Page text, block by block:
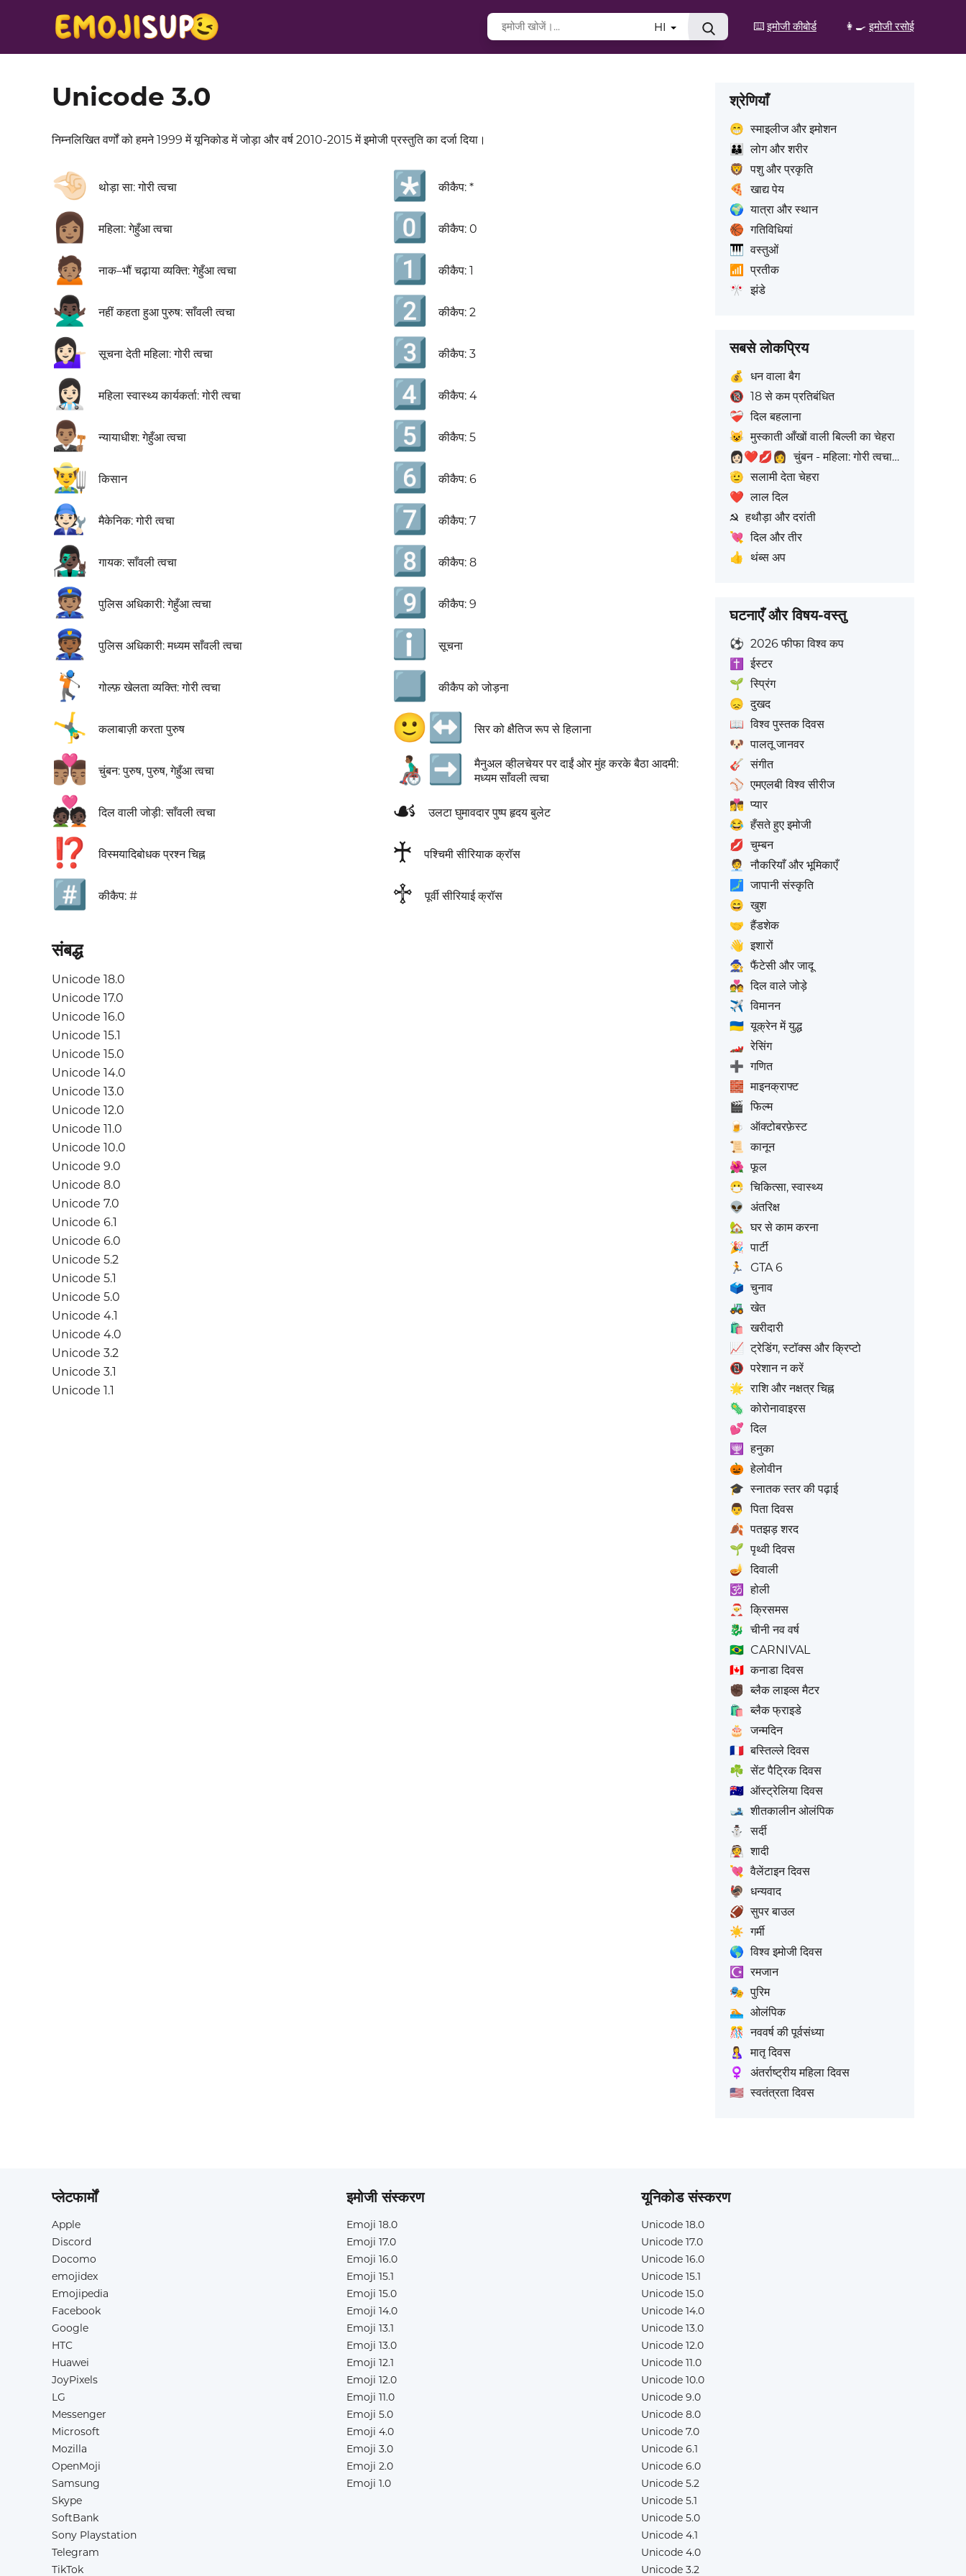
⌨️इमोजी कीबोर्ड 👩‍🍳इमोजी रसोई
HI
Unicode 3.0
निम्नलिखित वर्णों को हमने 1999 में यूनिकोड में जोड़ा और वर्ष 2010-2015 में इमोजी प्रस्तुति का दर्जा दिया।
🤏🏻 थोड़ा सा: गोरी त्वचा
👩🏽 महिला: गेहुँआ त्वचा
🙍🏽 नाक–भौं चढ़ाया व्यक्ति: गेहुँआ त्वचा
🙅🏿‍♂️ नहीं कहता हुआ पुरुष: साँवली त्वचा
💁🏻‍♀️ सूचना देती महिला: गोरी त्वचा
👩🏻‍⚕️ महिला स्वास्थ्य कार्यकर्ता: गोरी त्वचा
👨🏽‍⚖️ न्यायाधीश: गेहुँआ त्वचा
👨‍🌾 किसान
🧑🏻‍🔧 मैकेनिक: गोरी त्वचा
👨🏿‍🎤 गायक: साँवली त्वचा
👮🏽 पुलिस अधिकारी: गेहुँआ त्वचा
👮🏾 पुलिस अधिकारी: मध्यम साँवली त्वचा
🏌🏻 गोल्फ़ खेलता व्यक्ति: गोरी त्वचा
🤸‍♂️ कलाबाज़ी करता पुरुष
👨🏽‍❤️‍💋‍👨🏽 चुंबन: पुरुष, पुरुष, गेहुँआ त्वचा
💑🏿 दिल वाली जोड़ी: साँवली त्वचा
⁉️ विस्मयादिबोधक प्रश्न चिह्न
#️⃣ कीकैप: #
*️⃣ कीकैप: *
0️⃣ कीकैप: 0
1️⃣ कीकैप: 1
2️⃣ कीकैप: 2
3️⃣ कीकैप: 3
4️⃣ कीकैप: 4
5️⃣ कीकैप: 5
6️⃣ कीकैप: 6
7️⃣ कीकैप: 7
8️⃣ कीकैप: 8
9️⃣ कीकैप: 9
ℹ️ सूचना
⃣ कीकैप को जोड़ना
🙂‍↔️ सिर को क्षैतिज रूप से हिलाना
👨🏾‍🦽‍➡️
मैनुअल व्हीलचेयर पर दाईं ओर मुंह करके बैठा आदमी:
मध्यम साँवली त्वचा
☙ उलटा घुमावदार पुष्प हृदय बुलेट
♰ पश्चिमी सीरियाक क्रॉस
♱ पूर्वी सीरियाई क्रॉस
संबद्ध
Unicode 18.0
Unicode 17.0
Unicode 16.0
Unicode 15.1
Unicode 15.0
Unicode 14.0
Unicode 13.0
Unicode 12.0
Unicode 11.0
Unicode 10.0
Unicode 9.0
Unicode 8.0
Unicode 7.0
Unicode 6.1
Unicode 6.0
Unicode 5.2
Unicode 5.1
Unicode 5.0
Unicode 4.1
Unicode 4.0
Unicode 3.2
Unicode 3.1
Unicode 1.1
श्रेणियाँ
😁 स्माइलीज और इमोशन
👪
लोग और शरीर
🦁 पशु और प्रकृति
🍕
खाद्य पेय
🌍 यात्रा और स्थान
🏀 गतिविधियां
🎹 वस्तुओं
📶
प्रतीक
🎌 झंडे
सबसे लोकप्रिय
💰 धन वाला बैग
🔞 18 से कम प्रतिबंधित
❤️‍🩹 दिल बहलाना
😺 मुस्काती आँखों वाली बिल्ली का चेहरा
👩🏻‍❤️‍💋‍👩 चुंबन - महिला: गोरी त्वचा टोन, महिला: बिना त्वचा रंग
🫡 सलामी देता चेहरा
❤️ लाल दिल
☭ हथौड़ा और दरांती
💘 दिल और तीर
👍 थंब्स अप
घटनाएँ और विषय-वस्तु
⚽ 2026 फीफा विश्व कप
✝️
ईस्टर
🌱 स्प्रिंग
😞 दुखद
📖 विश्व पुस्तक दिवस
🐶 पालतू जानवर
🎸 संगीत
⚾ एमएलबी विश्व सीरीज
👩‍❤️‍💋‍👨 प्यार
😂 हँसते हुए इमोजी
💋 चुम्बन
🧑‍💼
नौकरियाँ और भूमिकाएँ
🗾 जापानी संस्कृति
😄 खुश
🤝 हैंडशेक
👋 इशारों
🧙 फैंटेसी और जादू
💑 दिल वाले जोड़े
✈️ विमानन
🇺🇦 यूक्रेन में युद्ध
🏎️ रेसिंग
➕ गणित
🧱 माइनक्राफ्ट
🎬 फिल्म
🍺 ऑक्टोबरफ़ेस्ट
📜 कानून
🌺 फूल
😷 चिकित्सा, स्वास्थ्य
👽 अंतरिक्ष
🏡 घर से काम करना
🎉 पार्टी
🏃
GTA 6
🗳️ चुनाव
🚜 खेत
🛍️ खरीदारी
📈 ट्रेडिंग, स्टॉक्स और क्रिप्टो
📵 परेशान न करें
🌟 राशि और नक्षत्र चिह्न
🦠 कोरोनावाइरस
💕 दिल
🕎
हनुका
🎃 हेलोवीन
🎓 स्नातक स्तर की पढ़ाई
👨 पिता दिवस
🍂 पतझड़ शरद
🌱 पृथ्वी दिवस
🪔 दिवाली
🕉️
होली
🎅
क्रिसमस
🐉 चीनी नव वर्ष
🇧🇷 CARNIVAL
🇨🇦 कनाडा दिवस
✊🏿 ब्लैक लाइव्स मैटर
🛍️ ब्लैक फ्राइडे
🎂
जन्मदिन
🇫🇷 बस्तिल्ले दिवस
☘️ सेंट पैट्रिक दिवस
🇦🇺 ऑस्ट्रेलिया दिवस
🎿 शीतकालीन ओलंपिक
⛄
सर्दी
👰 शादी
💘 वैलेंटाइन दिवस
🦃 धन्यवाद
🏈 सुपर बाउल
☀️ गर्मी
🌎 विश्व इमोजी दिवस
☪️
रमजान
🎭 पुरिम
🏊 ओलंपिक
🎊 नववर्ष की पूर्वसंध्या
🤱
मातृ दिवस
♀️
अंतर्राष्ट्रीय महिला दिवस
🇺🇸 स्वतंत्रता दिवस
प्लेटफार्मों
Apple
Discord
Docomo
emojidex
Emojipedia
Facebook
Google
HTC
Huawei
JoyPixels
LG
Messenger
Microsoft
Mozilla
OpenMoji
Samsung
Skype
SoftBank
Sony Playstation
Telegram
TikTok
इमोजी संस्करण
Emoji 18.0
Emoji 17.0
Emoji 16.0
Emoji 15.1
Emoji 15.0
Emoji 14.0
Emoji 13.1
Emoji 13.0
Emoji 12.1
Emoji 12.0
Emoji 11.0
Emoji 5.0
Emoji 4.0
Emoji 3.0
Emoji 2.0
Emoji 1.0
यूनिकोड संस्करण
Unicode 18.0
Unicode 17.0
Unicode 16.0
Unicode 15.1
Unicode 15.0
Unicode 14.0
Unicode 13.0
Unicode 12.0
Unicode 11.0
Unicode 10.0
Unicode 9.0
Unicode 8.0
Unicode 7.0
Unicode 6.1
Unicode 6.0
Unicode 5.2
Unicode 5.1
Unicode 5.0
Unicode 4.1
Unicode 4.0
Unicode 3.2